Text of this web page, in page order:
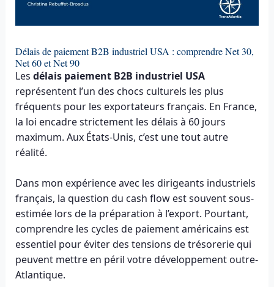
Délais de paiement B2B industriel USA : comprendre Net 30,
Net 60 et Net 90
Les délais paiement B2B industriel USA
représentent l’un des chocs culturels les plus
fréquents pour les exportateurs français. En France,
la loi encadre strictement les délais à 60 jours
maximum. Aux États-Unis, c’est une tout autre
réalité.
Dans mon expérience avec les dirigeants industriels
français, la question du cash flow est souvent sous-
estimée lors de la préparation à l’export. Pourtant,
comprendre les cycles de paiement américains est
essentiel pour éviter des tensions de trésorerie qui
peuvent mettre en péril votre développement outre-
Atlantique.